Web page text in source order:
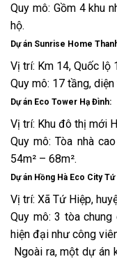
Quy mô: Gồm 4 khu
hộ.
Dự án Sunrise Home
Vị trí: Km 14, Quốc lộ
Quy mô: 17 tầng,
Dự án Eco Tower Hạ Đình:
Vị trí: Khu đô thị mới
Quy mô: Tòa nhà
54m² – 68m².
Dự án Hồng Hà Eco City Tứ
Vị trí: Xã Tứ Hiệp,
Quy mô: 3 tòa
hiện đại như công
Ngoài ra, một dự án